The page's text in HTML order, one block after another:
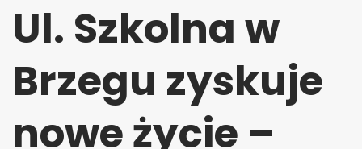
Ul. Szkolna w
Brzegu zyskuje
nowe życie –